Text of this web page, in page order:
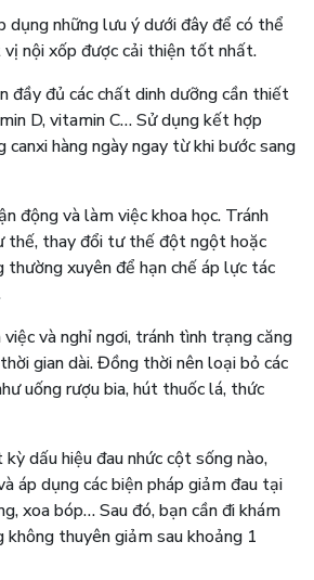
dụng những lưu ý dưới đây để có thể
nội xốp được cải thiện tốt nhất.
đầy đủ các chất dinh dưỡng cần thiết
D, vitamin C… Sử dụng kết hợp
canxi hàng ngày ngay từ khi bước sang
động và làm việc khoa học. Tránh
thế, thay đổi tư thế đột ngột hoặc
thường xuyên để hạn chế áp lực tác
và nghỉ ngơi, tránh tình trạng căng
gian dài. Đồng thời nên loại bỏ các
uống rượu bia, hút thuốc lá, thức
dấu hiệu đau nhức cột sống nào,
áp dụng các biện pháp giảm đau tại
xoa bóp… Sau đó, bạn cần đi khám
không thuyên giảm sau khoảng 1